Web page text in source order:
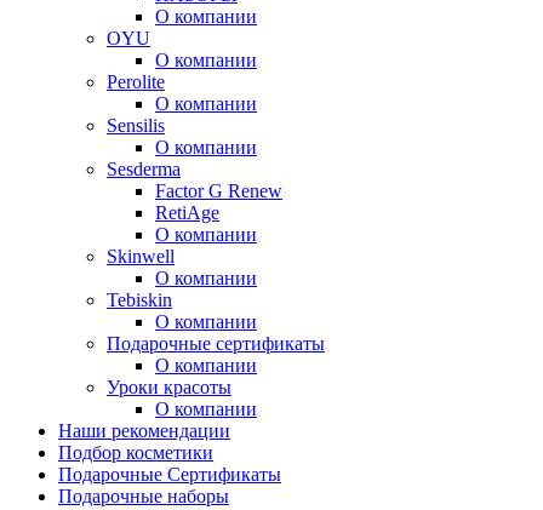
О компании
OYU
О компании
Perolite
О компании
Sensilis
О компании
Sesderma
Factor G Renew
RetiAge
О компании
Skinwell
О компании
Tebiskin
О компании
Подарочные сертификаты
О компании
Уроки красоты
О компании
Наши рекомендации
Подбор косметики
Подарочные Сертификаты
Подарочные наборы